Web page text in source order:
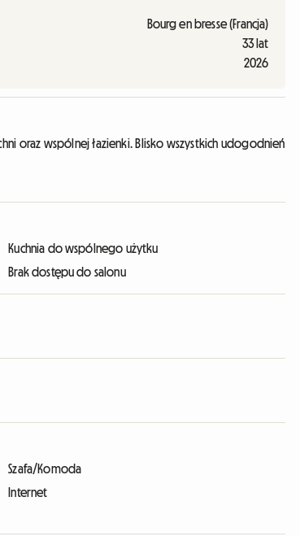
Bourg en bresse (Francja)
33 lat
2026
oraz wspólnej łazienki. Blisko wszystkich udogodnień
Kuchnia do wspólnego użytku
Brak dostępu do salonu
Szafa/Komoda
Internet